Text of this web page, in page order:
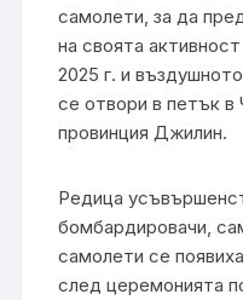
самолети, за да
на своята
2025 г. и
се отвори в петък в
провинция Джилин.
Редица
бомбардировачи,
самолети се
след церемонията